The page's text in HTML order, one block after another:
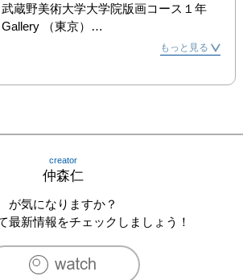
蔵野美術大学大学院版画コース１年
（東京）
松市美術館版画大賞展」　浜松市美術
2006」　Gallery覚（東京）
（エドモントン・カナダ）
Print International 2008」　Capital
モントン・カナダ）
もっと見る
creator
仲森仁
が気になりますか？
最新情報をチェックしましょう！